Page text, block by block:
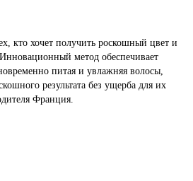
кто хочет получить роскошный цвет и
метод обеспечивает
питая и увлажняя волосы,
результата без ущерба для их
Франция.